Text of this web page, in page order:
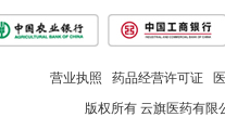
营业执照 药品经营许可证
版权所有 云旗医药有限